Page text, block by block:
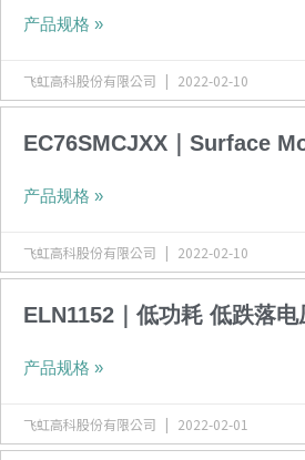
产品规格 »
飞虹高科股份有限公司 2022-02-10
EC76SMCJXX｜Surface
产品规格 »
飞虹高科股份有限公司 2022-02-10
ELN1152｜低功耗 低跌落
产品规格 »
飞虹高科股份有限公司 2022-02-01